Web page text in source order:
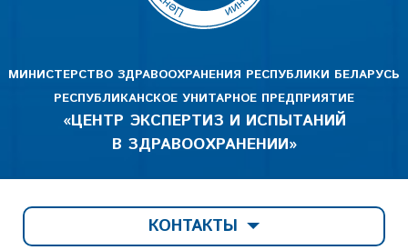
МИНИСТЕРСТВО ЗДРАВООХРАНЕНИЯ РЕСПУБЛИКИ БЕЛАРУСЬ
РЕСПУБЛИКАНСКОЕ УНИТАРНОЕ ПРЕДПРИЯТИЕ
«ЦЕНТР ЭКСПЕРТИЗ И ИСПЫТАНИЙ
В ЗДРАВООХРАНЕНИИ»
КОНТАКТЫ